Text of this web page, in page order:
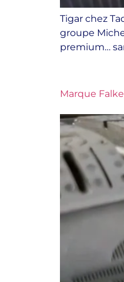
Tigar chez
groupe
premium…
Marque